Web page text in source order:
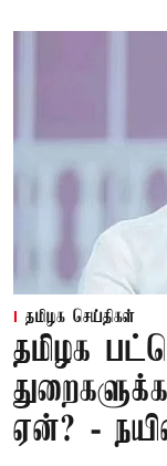
தமிழக செய்திகள்
தமிழக
ஏன்? -